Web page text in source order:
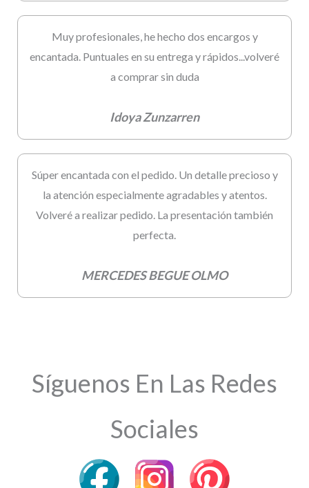
Muy profesionales, he hecho dos encargos y
encantada. Puntuales en su entrega y rápidos...volveré
a comprar sin duda
Idoya Zunzarren
Súper encantada con el pedido. Un detalle precioso y
la atención especialmente agradables y atentos.
Volveré a realizar pedido. La presentación también
perfecta.
MERCEDES BEGUE OLMO
Síguenos En Las Redes
Sociales